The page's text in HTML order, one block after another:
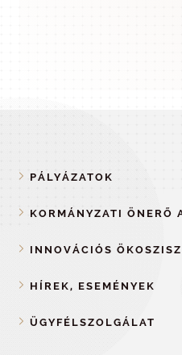
PÁLYÁZATOK
KORMÁNYZATI ÖNERŐ
INNOVÁCIÓS
HÍREK, ESEMÉNYEK
ÜGYFÉLSZOLGÁLAT